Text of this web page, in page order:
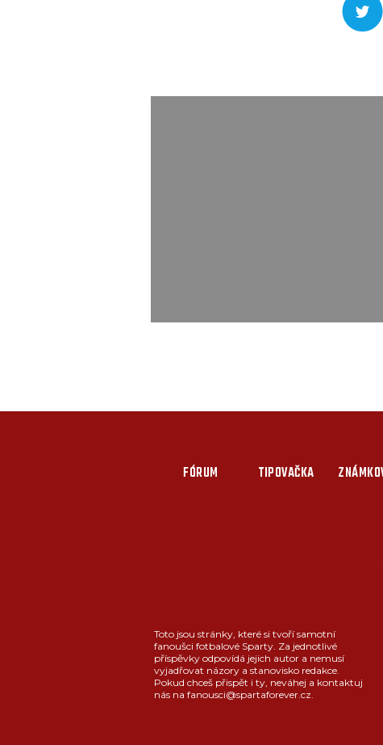
FÓRUM TIPOVAČKA
Toto jsou stránky, které si tvoří samotní
fanoušci fotbalové Sparty. Za jednotlivé
příspěvky odpovídá jejich autor a nemusí
vyjadřovat názory a stanovisko redakce.
Pokud chceš přispět i ty, neváhej a kontaktuj
nás na fanousci@spartaforever.cz.